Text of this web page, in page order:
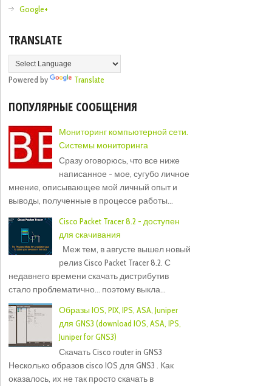
Google+
TRANSLATE
Powered by Translate
ПОПУЛЯРНЫЕ СООБЩЕНИЯ
Мониторинг компьютерной сети.
Системы мониторинга
Сразу оговорюсь, что все ниже
написанное - мое, сугубо личное
мнение, описывающее мой личный опыт и
выводы, полученные в процессе работы...
Cisco Packet Tracer 8.2 - доступен
для скачивания
Меж тем, в августе вышел новый
релиз Cisco Packet Tracer 8.2. С
недавнего времени скачать дистрибутив
стало проблематично... поэтому выкла...
Образы IOS, PIX, IPS, ASA, Juniper
для GNS3 (download IOS, ASA, IPS,
Juniper for GNS3)
Скачать Cisco router in GNS3
Несколько образов cisco IOS для GNS3 . Как
оказалось, их не так просто скачать в